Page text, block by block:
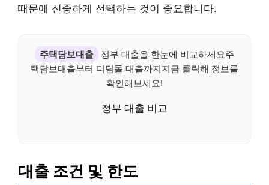
때문에 신중하게 선택하는 것이 중요합니다.
주택담보대출
정부 대출을 한눈에 비교하세요주
택담보대출부터 디딤돌 대출까지지금 클릭해 정보를
확인해보세요!
정부 대출 비교
대출 조건 및 한도